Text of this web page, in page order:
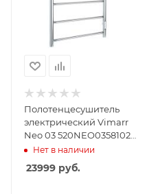
Полотенцесушитель
электрический Vimarr
Neo 03 520NEO0358102
500х800 хром, с
диммером и полкой
Нет в наличии
23999 руб.